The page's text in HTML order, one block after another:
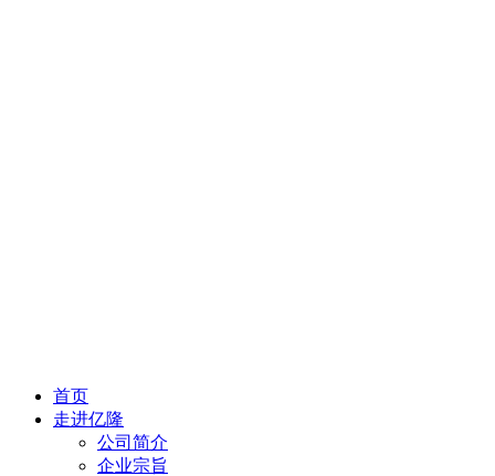
首页
走进亿隆
公司简介
企业宗旨